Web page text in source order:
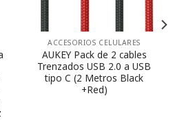
ACCESORIOS CELULARES
AUKEY Pack de 2 cables
Trenzados USB 2.0 a USB
tipo C (2 Metros Black
+Red)